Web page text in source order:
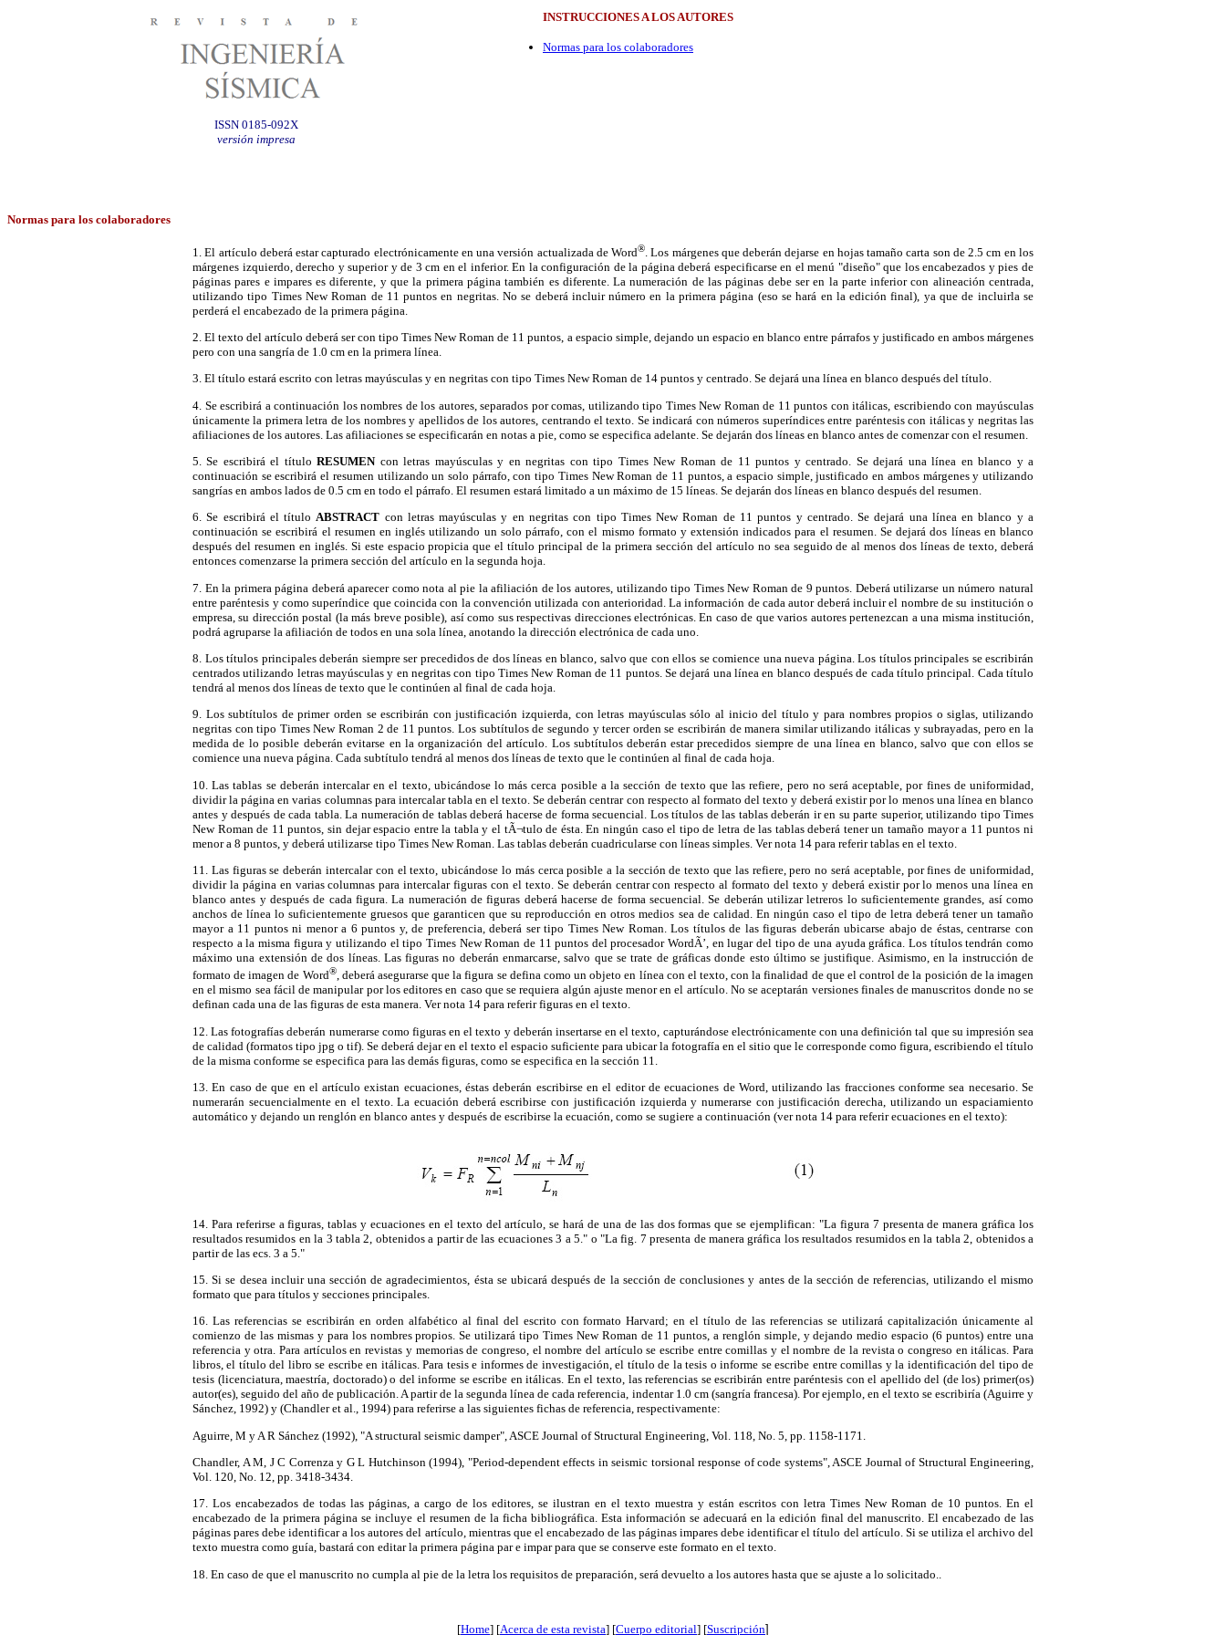
ISSN 0185-092X
versión impresa
INSTRUCCIONES A LOS AUTORES
Normas para los colaboradores
Normas para los colaboradores
1. El artículo deberá estar capturado electrónicamente en una versión actualizada de Word® . Los márgenes que deberán dejarse en hojas tamaño carta son de 2.5 cm en los
márgenes izquierdo, derecho y superior y de 3 cm en el inferior. En la configuración de la página deberá especificarse en el menú "diseño" que los encabezados y pies de
páginas pares e impares es diferente, y que la primera página también es diferente. La numeración de las páginas debe ser en la parte inferior con alineación centrada,
utilizando tipo Times New Roman de 11 puntos en negritas. No se deberá incluir número en la primera página (eso se hará en la edición final), ya que de incluirla se
perderá el encabezado de la primera página.
2. El texto del artículo deberá ser con tipo Times New Roman de 11 puntos, a espacio simple, dejando un espacio en blanco entre párrafos y justificado en ambos márgenes
pero con una sangría de 1.0 cm en la primera línea.
3. El título estará escrito con letras mayúsculas y en negritas con tipo Times New Roman de 14 puntos y centrado. Se dejará una línea en blanco después del título.
4. Se escribirá a continuación los nombres de los autores, separados por comas, utilizando tipo Times New Roman de 11 puntos con itálicas, escribiendo con mayúsculas
únicamente la primera letra de los nombres y apellidos de los autores, centrando el texto. Se indicará con números superíndices entre paréntesis con itálicas y negritas las
afiliaciones de los autores. Las afiliaciones se especificarán en notas a pie, como se especifica adelante. Se dejarán dos líneas en blanco antes de comenzar con el resumen.
5. Se escribirá el títuloRESUMENcon letras mayúsculas y en negritas con tipo Times New Roman de 11 puntos y centrado. Se dejará una línea en blanco y a
continuación se escribirá el resumen utilizando un solo párrafo, con tipo Times New Roman de 11 puntos, a espacio simple, justificado en ambos márgenes y utilizando
sangrías en ambos lados de 0.5 cm en todo el párrafo. El resumen estará limitado a un máximo de 15 líneas. Se dejarán dos líneas en blanco después del resumen.
6. Se escribirá el títuloABSTRACT con letras mayúsculas y en negritas con tipo Times New Roman de 11 puntos y centrado. Se dejará una línea en blanco y a
continuación se escribirá el resumen en inglés utilizando un solo párrafo, con el mismo formato y extensión indicados para el resumen. Se dejará dos líneas en blanco
después del resumen en inglés. Si este espacio propicia que el título principal de la primera sección del artículo no sea seguido de al menos dos líneas de texto, deberá
entonces comenzarse la primera sección del artículo en la segunda hoja.
7. En la primera página deberá aparecer como nota al pie la afiliación de los autores, utilizando tipo Times New Roman de 9 puntos. Deberá utilizarse un número natural
entre paréntesis y como superíndice que coincida con la convención utilizada con anterioridad. La información de cada autor deberá incluir el nombre de su institución o
empresa, su dirección postal (la más breve posible), así como sus respectivas direcciones electrónicas. En caso de que varios autores pertenezcan a una misma institución,
podrá agruparse la afiliación de todos en una sola línea, anotando la dirección electrónica de cada uno.
8. Los títulos principales deberán siempre ser precedidos de dos líneas en blanco, salvo que con ellos se comience una nueva página. Los títulos principales se escribirán
centrados utilizando letras mayúsculas y en negritas con tipo Times New Roman de 11 puntos. Se dejará una línea en blanco después de cada título principal. Cada título
tendrá al menos dos líneas de texto que le continúen al final de cada hoja.
9. Los subtítulos de primer orden se escribirán con justificación izquierda, con letras mayúsculas sólo al inicio del título y para nombres propios o siglas, utilizando
negritas con tipo Times New Roman 2 de 11 puntos. Los subtítulos de segundo y tercer orden se escribirán de manera similar utilizando itálicas y subrayadas, pero en la
medida de lo posible deberán evitarse en la organización del artículo. Los subtítulos deberán estar precedidos siempre de una línea en blanco, salvo que con ellos se
comience una nueva página. Cada subtítulo tendrá al menos dos líneas de texto que le continúen al final de cada hoja.
10. Las tablas se deberán intercalar en el texto, ubicándose lo más cerca posible a la sección de texto que las refiere, pero no será aceptable, por fines de uniformidad,
dividir la página en varias columnas para intercalar tabla en el texto. Se deberán centrar con respecto al formato del texto y deberá existir por lo menos una línea en blanco
antes y después de cada tabla. La numeración de tablas deberá hacerse de forma secuencial. Los títulos de las tablas deberán ir en su parte superior, utilizando tipo Times
New Roman de 11 puntos, sin dejar espacio entre la tabla y el tÃ¬tulo de ésta. En ningún caso el tipo de letra de las tablas deberá tener un tamaño mayor a 11 puntos ni
menor a 8 puntos, y deberá utilizarse tipo Times New Roman. Las tablas deberán cuadricularse con líneas simples. Ver nota 14 para referir tablas en el texto.
11. Las figuras se deberán intercalar con el texto, ubicándose lo más cerca posible a la sección de texto que las refiere, pero no será aceptable, por fines de uniformidad,
dividir la página en varias columnas para intercalar figuras con el texto. Se deberán centrar con respecto al formato del texto y deberá existir por lo menos una línea en
blanco antes y después de cada figura. La numeración de figuras deberá hacerse de forma secuencial. Se deberán utilizar letreros lo suficientemente grandes, así como
anchos de línea lo suficientemente gruesos que garanticen que su reproducción en otros medios sea de calidad. En ningún caso el tipo de letra deberá tener un tamaño
mayor a 11 puntos ni menor a 6 puntos y, de preferencia, deberá ser tipo Times New Roman. Los títulos de las figuras deberán ubicarse abajo de éstas, centrarse con
respecto a la misma figura y utilizando el tipo Times New Roman de 11 puntos del procesador WordÃ’, en lugar del tipo de una ayuda gráfica. Los títulos tendrán como
máximo una extensión de dos líneas. Las figuras no deberán enmarcarse, salvo que se trate de gráficas donde esto último se justifique. Asimismo, en la instrucción de
formato de imagen de Word®, deberá asegurarse que la figura se defina como un objeto en línea con el texto, con la finalidad de que el control de la posición de la imagen
en el mismo sea fácil de manipular por los editores en caso que se requiera algún ajuste menor en el artículo. No se aceptarán versiones finales de manuscritos donde no se
definan cada una de las figuras de esta manera. Ver nota 14 para referir figuras en el texto.
12. Las fotografías deberán numerarse como figuras en el texto y deberán insertarse en el texto, capturándose electrónicamente con una definición tal que su impresión sea
de calidad (formatos tipo jpg o tif). Se deberá dejar en el texto el espacio suficiente para ubicar la fotografía en el sitio que le corresponde como figura, escribiendo el título
de la misma conforme se especifica para las demás figuras, como se especifica en la sección 11.
13. En caso de que en el artículo existan ecuaciones, éstas deberán escribirse en el editor de ecuaciones de Word, utilizando las fracciones conforme sea necesario. Se
numerarán secuencialmente en el texto. La ecuación deberá escribirse con justificación izquierda y numerarse con justificación derecha, utilizando un espaciamiento
automático y dejando un renglón en blanco antes y después de escribirse la ecuación, como se sugiere a continuación (ver nota 14 para referir ecuaciones en el texto):
14. Para referirse a figuras, tablas y ecuaciones en el texto del artículo, se hará de una de las dos formas que se ejemplifican: "La figura 7 presenta de manera gráfica los
resultados resumidos en la 3 tabla 2, obtenidos a partir de las ecuaciones 3 a 5." o "La fig. 7 presenta de manera gráfica los resultados resumidos en la tabla 2, obtenidos a
partir de las ecs. 3 a 5."
15. Si se desea incluir una sección de agradecimientos, ésta se ubicará después de la sección de conclusiones y antes de la sección de referencias, utilizando el mismo
formato que para títulos y secciones principales.
16. Las referencias se escribirán en orden alfabético al final del escrito con formato Harvard; en el título de las referencias se utilizará capitalización únicamente al
comienzo de las mismas y para los nombres propios. Se utilizará tipo Times New Roman de 11 puntos, a renglón simple, y dejando medio espacio (6 puntos) entre una
referencia y otra. Para artículos en revistas y memorias de congreso, el nombre del artículo se escribe entre comillas y el nombre de la revista o congreso en itálicas. Para
libros, el título del libro se escribe en itálicas. Para tesis e informes de investigación, el título de la tesis o informe se escribe entre comillas y la identificación del tipo de
tesis (licenciatura, maestría, doctorado) o del informe se escribe en itálicas. En el texto, las referencias se escribirán entre paréntesis con el apellido del (de los) primer(os)
autor(es), seguido del año de publicación. A partir de la segunda línea de cada referencia, indentar 1.0 cm (sangría francesa). Por ejemplo, en el texto se escribiría (Aguirre y
Sánchez, 1992) y (Chandler et al., 1994) para referirse a las siguientes fichas de referencia, respectivamente:
Aguirre, M y A R Sánchez (1992), "A structural seismic damper", ASCE Journal of Structural Engineering, Vol. 118, No. 5, pp. 1158-1171.
Chandler, A M, J C Correnza y G L Hutchinson (1994), "Period-dependent effects in seismic torsional response of code systems", ASCE Journal of Structural Engineering,
Vol. 120, No. 12, pp. 3418-3434.
17. Los encabezados de todas las páginas, a cargo de los editores, se ilustran en el texto muestra y están escritos con letra Times New Roman de 10 puntos. En el
encabezado de la primera página se incluye el resumen de la ficha bibliográfica. Esta información se adecuará en la edición final del manuscrito. El encabezado de las
páginas pares debe identificar a los autores del artículo, mientras que el encabezado de las páginas impares debe identificar el título del artículo. Si se utiliza el archivo del
texto muestra como guía, bastará con editar la primera página par e impar para que se conserve este formato en el texto.
18. En caso de que el manuscrito no cumpla al pie de la letra los requisitos de preparación, será devuelto a los autores hasta que se ajuste a lo solicitado..
[Home] [Acerca de esta revista] [Cuerpo editorial] [Suscripción]